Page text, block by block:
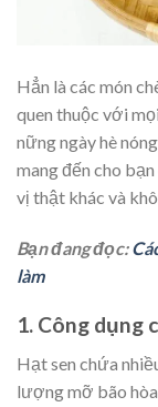
Hẳn là các món
quen thuộc với
nững ngày hè
mang đến cho
vị thật khác và
Bạn đang đọc:
làm
1. Công dụng
Hạt sen chứa
lượng mỡ bão